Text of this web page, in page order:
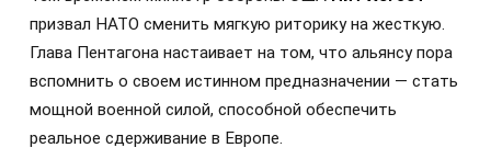
призвал НАТО сменить мягкую риторику на жесткую.
Глава Пентагона настаивает на том, что альянсу пора
вспомнить о своем истинном предназначении — стать
мощной военной силой, способной обеспечить
реальное сдерживание в Европе.